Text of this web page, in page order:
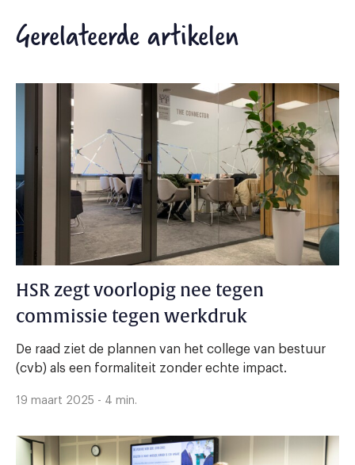
Gerelateerde artikelen
HSR zegt voorlopig nee tegen
commissie tegen werkdruk
De raad ziet de plannen van het college van bestuur
(cvb) als een formaliteit zonder echte impact.
19 maart 2025 - 4 min.